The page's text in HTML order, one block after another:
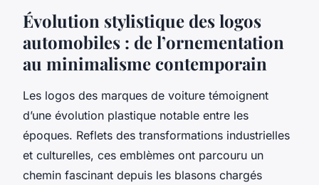
Évolution stylistique des logos
automobiles : de l’ornementation
au minimalisme contemporain
Les logos des marques de voiture témoignent
d’une évolution plastique notable entre les
époques. Reflets des transformations industrielles
et culturelles, ces emblèmes ont parcouru un
chemin fascinant depuis les blasons chargés